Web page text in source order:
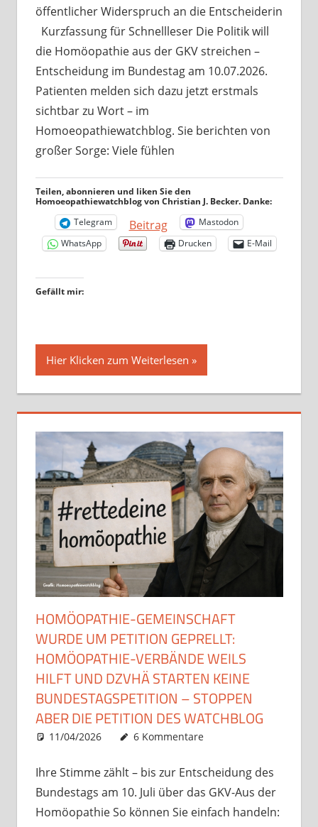
öffentlicher Widerspruch an die Entscheiderin
Kurzfassung für Schnellleser Die Politik will
die Homöopathie aus der GKV streichen –
Entscheidung im Bundestag am 10.07.2026.
Patienten melden sich dazu jetzt erstmals
sichtbar zu Wort – im
Homoeopathiewatchblog. Sie berichten von
großer Sorge: Viele fühlen
Teilen, abonnieren und liken Sie den
Homoeopathiewatchblog von Christian J. Becker. Danke:
Telegram
Beitrag
Mastodon
WhatsApp
Drucken E-Mail
Gefällt mir:
Hier Klicken zum Weiterlesen
HOMÖOPATHIE-GEMEINSCHAFT
WURDE UM PETITION GEPRELLT:
HOMÖOPATHIE-VERBÄNDE WEILS
HILFT UND DZVHÄ STARTEN KEINE
BUNDESTAGSPETITION – STOPPEN
ABER DIE PETITION DES WATCHBLOG
11/04/2026 Christian J. Becker
Uncategorized
6 Kommentare
Ihre Stimme zählt – bis zur Entscheidung des
Bundestags am 10. Juli über das GKV-Aus der
Homöopathie So können Sie einfach handeln: